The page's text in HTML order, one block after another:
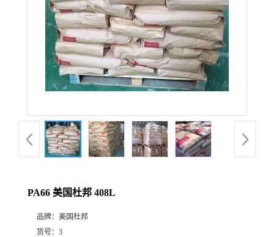
PA66 美国杜邦 408L
品牌： 美国杜邦
货号： 3